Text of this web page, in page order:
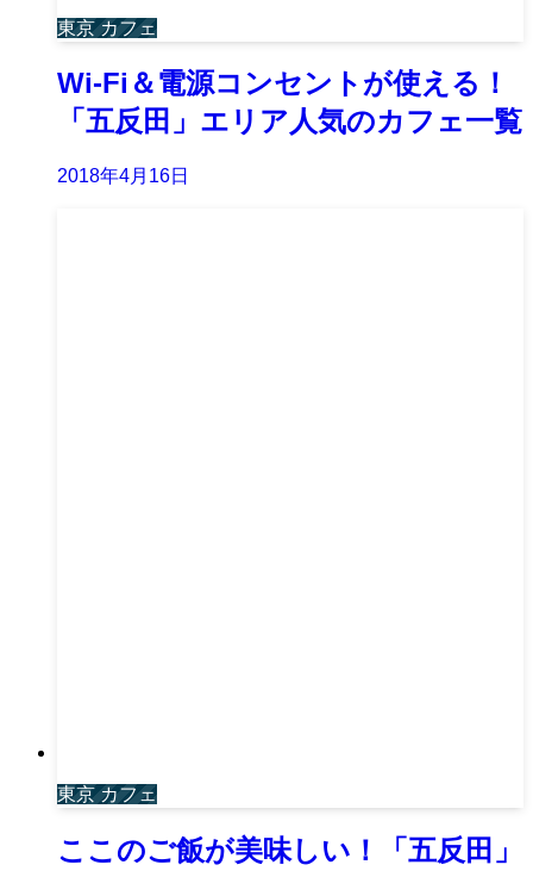
東京 カフェ
Wi-Fi＆電源コンセントが使える！
「五反田」エリア人気のカフェ一覧
2018年4月16日
東京 カフェ
ここのご飯が美味しい！「五反田」